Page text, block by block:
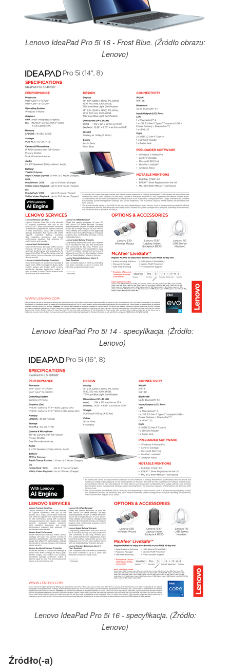
Lenovo IdeaPad Pro 5i 16 - Frost Blue. (Źródło obrazu:
Lenovo)
Lenovo IdeaPad Pro 5i 14 - specyfikacja. (Źródło:
Lenovo)
Lenovo IdeaPad Pro 5i 16 - specyfikacja. (Źródło:
Lenovo)
Źródło(-a)